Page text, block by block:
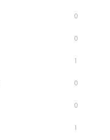
0
0
1
0
0
1